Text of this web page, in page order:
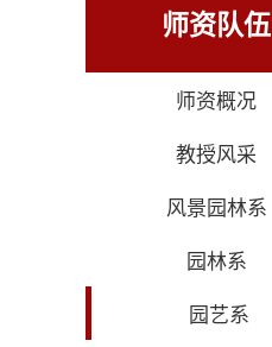
师资队伍
师资概况
教授风采
风景园林系
园林系
园艺系